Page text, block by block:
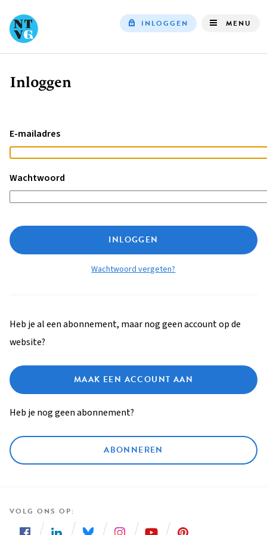
INLOGGEN MENU
Kruimelpad
Inloggen
E-mailadres
Wachtwoord
INLOGGEN
Wachtwoord vergeten?
Heb je al een abonnement, maar nog geen account op de
website?
MAAK EEN ACCOUNT AAN
Heb je nog geen abonnement?
ABONNEREN
VOLG ONS OP